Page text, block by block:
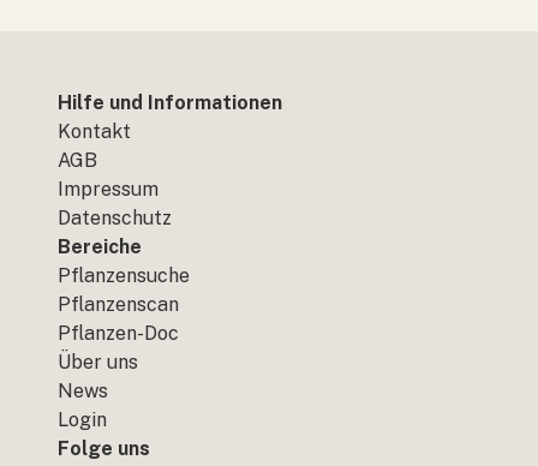
Hilfe und Informationen
Kontakt
AGB
Impressum
Datenschutz
Bereiche
Pflanzensuche
Pflanzenscan
Pflanzen-Doc
Über uns
News
Login
Folge uns